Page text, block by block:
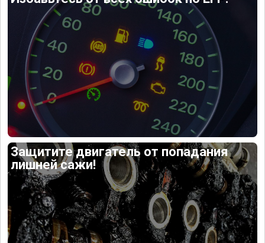
Защитите двигатель от попадания
лишней сажи!